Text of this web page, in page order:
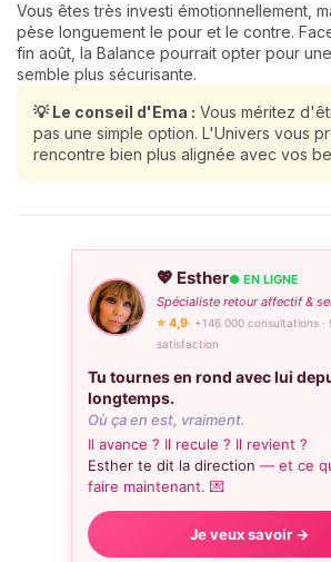
Vous êtes très investi émotionnellement,
pèse longuement le pour et le contre.
fin août, la Balance pourrait opter pour
semble plus sécurisante.
💡 Le conseil d'Ema : Vous méritez
pas une simple option. L'Univers vous
rencontre bien plus alignée avec vos
💖 Esther● EN LIGNE
Spécialiste retour affectif &
⭐ 4,9· +146 000 consultations ·
satisfaction
Tu tournes en rond avec lui
longtemps.
Où ça en est, vraiment.
Il avance ? Il recule ? Il revient ?
Esther te dit la direction — et ce
faire maintenant. 💌
Je veux savoir →